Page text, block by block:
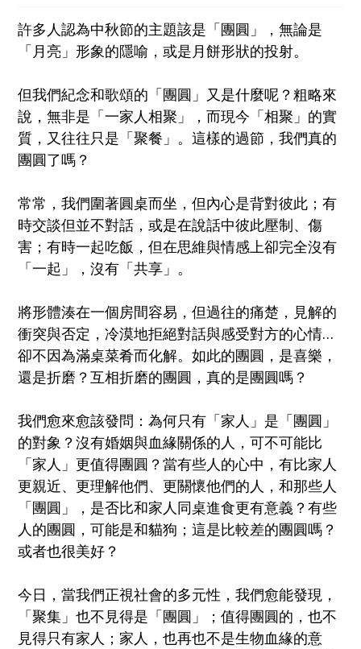
許多人認為中秋節的主題該是「團圓」，無論是
「月亮」形象的隱喻，或是月餅形狀的投射。
但我們紀念和歌頌的「團圓」又是什麼呢？粗略來
說，無非是「一家人相聚」，而現今「相聚」的實
質，又往往只是「聚餐」 。這樣的過節，我們真的
團圓了嗎？
常常，我們圍著圓桌而坐，但內心是背對彼此；有
時交談但並不對話，或是在說話中彼此壓制、傷
害；有時一起吃飯，但在思維與情感上卻完全沒有
「一起」，沒有「共享」。
將形體湊在一個房間容易，但過往的痛楚，見解的
衝突與否定，冷漠地拒絕對話與感受對方的心情…
卻不因為滿桌菜肴而化解。如此的團圓，是喜樂，
還是折磨？互相折磨的團圓 ，真的是團圓嗎？
我們愈來愈該發問：為何只有「家人」是「團圓」
的對象？沒有婚姻與血緣關係的人，可不可能比
「家人」更值得團圓 ？當有些人的心中，有比家人
更親近、更理解他們、更關懷他們的人，和那些人
「團圓」，是否比和家人同桌進食更有意義？有些
人的團圓，可能是和貓狗；這是比較差的團圓嗎 ？
或者也很美好？
今日，當我們正視社會的多元性，我們愈能發現，
「聚集」也不見得是「團圓」；值得團圓的，也不
見得只有家人；家人，也再也不是生物血緣的意